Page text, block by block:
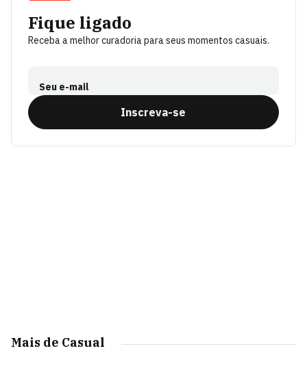
Fique ligado
Receba a melhor curadoria para seus momentos casuais.
Seu e-mail
Inscreva-se
Mais de Casual